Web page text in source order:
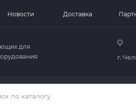
Новости Доставка
для
г.